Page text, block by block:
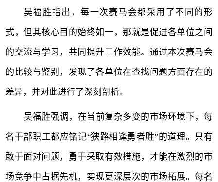
吴福胜指出，每一次赛马会都采用了不同的形
式，但其核心目的始终如一，那就是促进各单位之间
的交流与学习，共同提升工作效能。通过本次赛马会
的比较与鉴别，发现了各单位在查找问题方面存在的
差异，并对此进行了深刻剖析。
吴福胜强调，在当前复杂多变的市场环境下，每
名干部职工都应铭记“狭路相逢勇者胜”的道理。只有
敢于面对问题，勇于采取有效措施，才能在激烈的市
场竞争中占据先机，实现更深层次的市场拓展。每名